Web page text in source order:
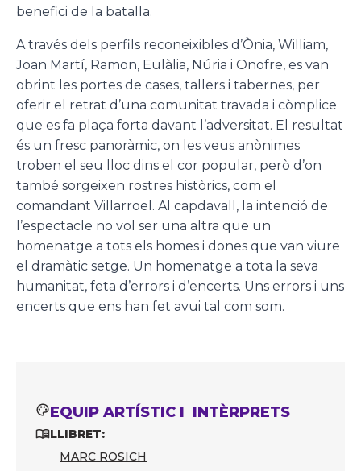
benefici de la batalla.
A través dels perfils reconeixibles d’Ònia, William,
Joan Martí, Ramon, Eulàlia, Núria i Onofre, es van
obrint les portes de cases, tallers i tabernes, per
oferir el retrat d’una comunitat travada i còmplice
que es fa plaça forta davant l’adversitat. El resultat
és un fresc panoràmic, on les veus anònimes
troben el seu lloc dins el cor popular, però d’on
també sorgeixen rostres històrics, com el
comandant Villarroel. Al capdavall, la intenció de
l’espectacle no vol ser una altra que un
homenatge a tots els homes i dones que van viure
el dramàtic setge. Un homenatge a tota la seva
humanitat, feta d’errors i d’encerts. Uns errors i uns
encerts que ens han fet avui tal com som.
EQUIP ARTÍSTIC I INTÈRPRETS
LLIBRET:
MARC ROSICH